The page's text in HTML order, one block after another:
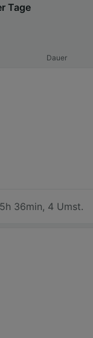
Tage
Dauer
36min, 4 Umst.